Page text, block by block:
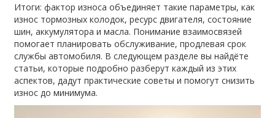
Итоги: фактор износа объединяет такие параметры, как
износ тормозных колодок, ресурс двигателя, состояние
шин, аккумулятора и масла. Понимание взаимосвязей
помогает планировать обслуживание, продлевая срок
службы автомобиля. В следующем разделе вы найдёте
статьи, которые подробно разберут каждый из этих
аспектов, дадут практические советы и помогут снизить
износ до минимума.